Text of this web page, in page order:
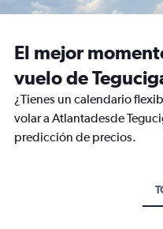
El mejor
vuelo de
¿Tienes un calendario
volar a Atlantadesde
predicción de precios.